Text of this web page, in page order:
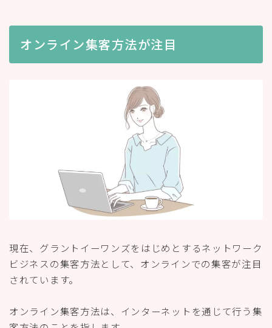
オンライン集客方法が注目
現在、グラントイーワンズをはじめとするネットワーク
ビジネスの集客方法として、オンラインでの集客が注目
されています。
オンライン集客方法は、インターネットを通じて行う集